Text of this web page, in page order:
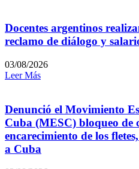
Docentes argentinos
reclamo de diálogo y
03/08/2026
Leer Más
Denunció el Movimiento
Cuba (MESC) bloqueo de
encarecimiento de los
a Cuba